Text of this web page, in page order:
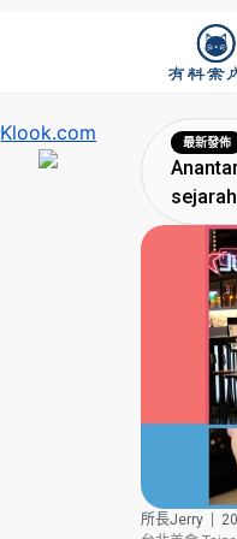
Klook.com 最新發佈
所長Jerry